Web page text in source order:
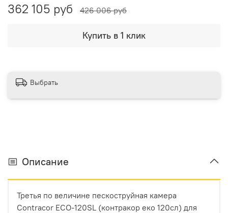
362 105 руб 426 006 руб
Купить в 1 клик
Выбрать
Описание
Третья по величине пескоструйная камера
Contracor ECO-120SL (контракор еко 120сл) для